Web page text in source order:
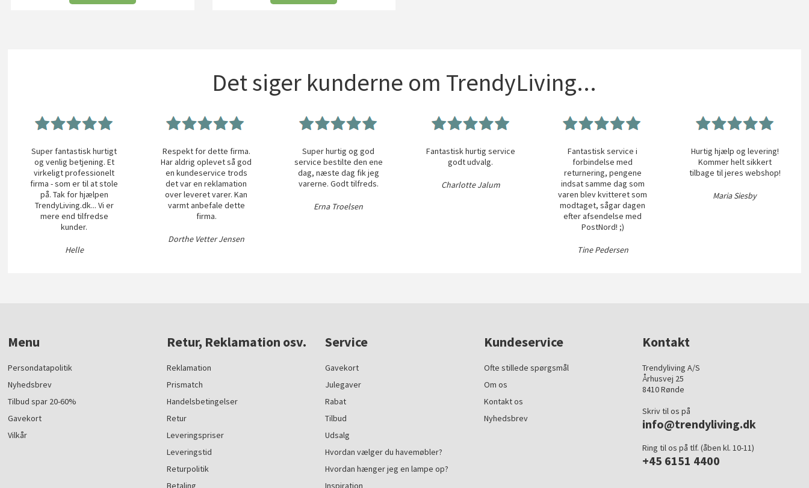
Det siger kunderne om TrendyLiving...
Super fantastisk hurtigt
og venlig betjening. Et
virkeligt professionelt
firma - som er til at stole
på. Tak for hjælpen
TrendyLiving.dk... Vi er
mere end tilfredse
kunder.
Helle
Respekt for dette firma.
Har aldrig oplevet så god
en kundeservice trods
det var en reklamation
over leveret varer. Kan
varmt anbefale dette
firma.
Dorthe Vetter Jensen
Super hurtig og god
service bestilte den ene
dag, næste dag fik jeg
varerne. Godt tilfreds.
Erna Troelsen
Fantastisk hurtig service
godt udvalg.
Charlotte Jalum
Fantastisk service i
forbindelse med
returnering, pengene
indsat samme dag som
varen blev kvitteret som
modtaget, sågar dagen
efter afsendelse med
PostNord! ;)
Tine Pedersen
Hurtig hjælp og levering!
Kommer helt sikkert
tilbage til jeres webshop!
Maria Siesby
Menu
Persondatapolitik
Nyhedsbrev
Tilbud spar 20-60%
Gavekort
Vilkår
Retur, Reklamation osv.
Reklamation
Prismatch
Handelsbetingelser
Retur
Leveringspriser
Leveringstid
Returpolitik
Betaling
Service
Gavekort
Julegaver
Rabat
Tilbud
Udsalg
Hvordan vælger du havemøbler?
Hvordan hænger jeg en lampe op?
Inspiration
Kundeservice
Ofte stillede spørgsmål
Om os
Kontakt os
Nyhedsbrev
Kontakt
Trendyliving A/S
Århusvej 25
8410 Rønde
Skriv til os på
info@trendyliving.dk
Ring til os på tlf. (åben kl. 10-11)
+45 6151 4400